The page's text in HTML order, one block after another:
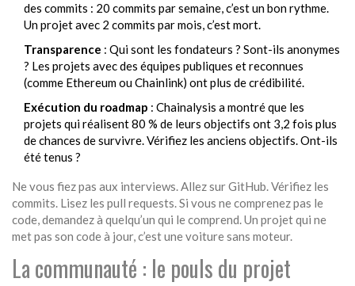
des commits : 20 commits par semaine, c’est un bon rythme.
Un projet avec 2 commits par mois, c’est mort.
Transparence : Qui sont les fondateurs ? Sont-ils anonymes
? Les projets avec des équipes publiques et reconnues
(comme Ethereum ou Chainlink) ont plus de crédibilité.
Exécution du roadmap : Chainalysis a montré que les
projets qui réalisent 80 % de leurs objectifs ont 3,2 fois plus
de chances de survivre. Vérifiez les anciens objectifs. Ont-ils
été tenus ?
Ne vous fiez pas aux interviews. Allez sur GitHub. Vérifiez les
commits. Lisez les pull requests. Si vous ne comprenez pas le
code, demandez à quelqu’un qui le comprend. Un projet qui ne
met pas son code à jour, c’est une voiture sans moteur.
La communauté : le pouls du projet